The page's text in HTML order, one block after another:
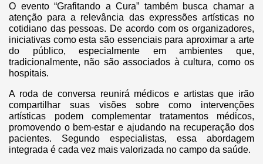
O evento “Grafitando a Cura” também busca chamar a
atenção para a relevância das expressões artísticas no
cotidiano das pessoas. De acordo com os organizadores,
iniciativas como esta são essenciais para aproximar a arte
do público, especialmente em ambientes que,
tradicionalmente, não são associados à cultura, como os
hospitais.
A roda de conversa reunirá médicos e artistas que irão
compartilhar suas visões sobre como intervenções
artísticas podem complementar tratamentos médicos,
promovendo o bem-estar e ajudando na recuperação dos
pacientes. Segundo especialistas, essa abordagem
integrada é cada vez mais valorizada no campo da saúde.